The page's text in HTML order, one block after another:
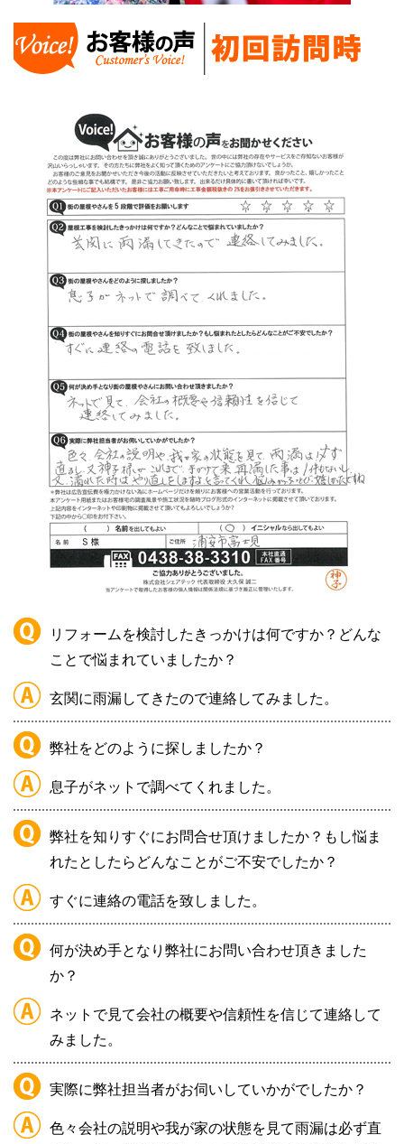
リフォームを検討したきっかけは何ですか？どんな
ことで悩まれていましたか？
玄関に雨漏してきたので連絡してみました。
弊社をどのように探しましたか？
息子がネットで調べてくれました。
弊社を知りすぐにお問合せ頂けましたか？もし悩ま
れたとしたらどんなことがご不安でしたか？
すぐに連絡の電話を致しました。
何が決め手となり弊社にお問い合わせ頂きました
か？
ネットで見て会社の概要や信頼性を信じて連絡して
みました。
実際に弊社担当者がお伺いしていかがでしたか？
色々会社の説明や我が家の状態を見て雨漏は必ず直